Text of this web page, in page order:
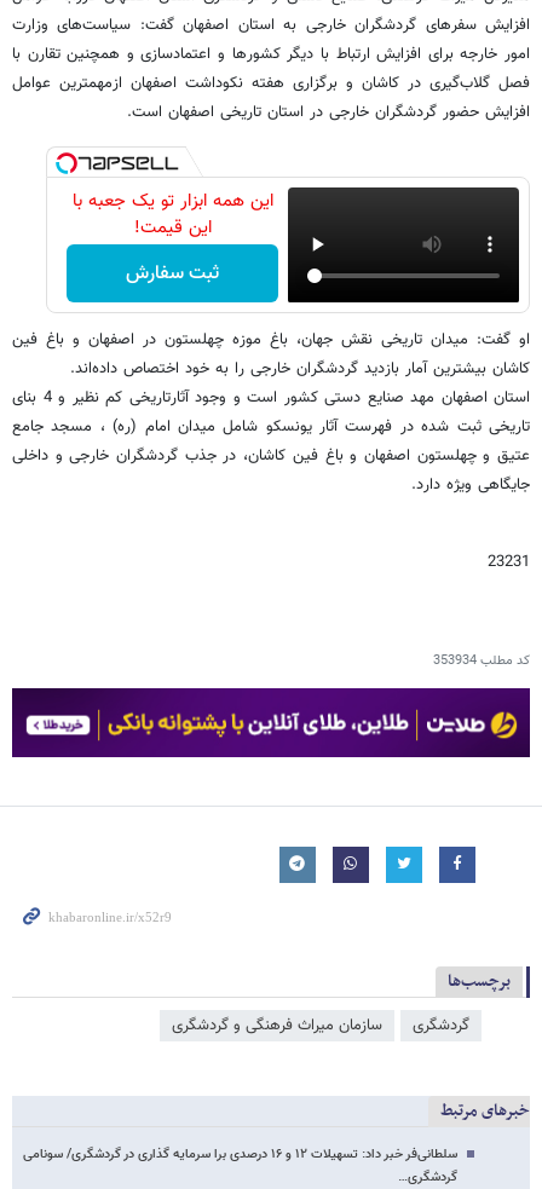
افزایش سفرهای گردشگران خارجی به استان اصفهان گفت: سیاست‌های وزارت
امور خارجه برای افزایش ارتباط با دیگر کشورها و اعتمادسازی و همچنین تقارن با
فصل گلاب‌گیری در کاشان و برگزاری هفته نکوداشت اصفهان ازمهمترین عوامل
افزایش حضور گردشگران خارجی در استان تاریخی اصفهان است.
این همه ابزار تو یک جعبه با
این قیمت!
ثبت سفارش
او گفت: میدان تاریخی نقش جهان، باغ موزه چهلستون در اصفهان و باغ فین
کاشان بیشترین آمار بازدید گردشگران خارجی را به خود اختصاص داده‌اند.
استان اصفهان مهد صنایع دستی کشور است و وجود آثارتاریخی کم نظیر و 4 بنای
تاریخی ثبت شده در فهرست آثار یونسکو شامل میدان امام (ره) ، مسجد جامع
عتیق و چهلستون اصفهان و باغ فین کاشان، در جذب گردشگران خارجی و داخلی
جایگاهی ویژه دارد.
23231
کد مطلب353934
برچسب‌ها
گردشگری سازمان میراث فرهنگی و گردشگری
خبرهای مرتبط
سلطانی‌فر خبر داد: تسهیلات ۱۲ و ۱۶ درصدی برا سرمایه گذاری در گردشگری/ سونامی
گردشگری…